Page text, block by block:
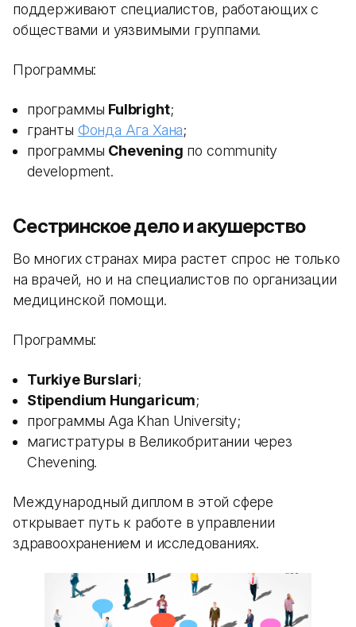
поддерживают специалистов, работающих с
обществами и уязвимыми группами.
Программы:
программы Fulbright;
гранты Фонда Ага Хана;
программы Chevening по community
development.
Сестринское дело и акушерство
Во многих странах мира растет спрос не только
на врачей, но и на специалистов по организации
медицинской помощи.
Программы:
Turkiye Burslari;
Stipendium Hungaricum;
программы Aga Khan University;
магистратуры в Великобритании через
Chevening.
Международный диплом в этой сфере
открывает путь к работе в управлении
здравоохранением и исследованиях.